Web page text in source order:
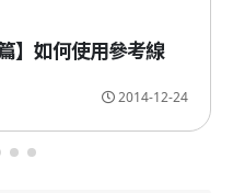
2014-12-24
】如何使用參考線